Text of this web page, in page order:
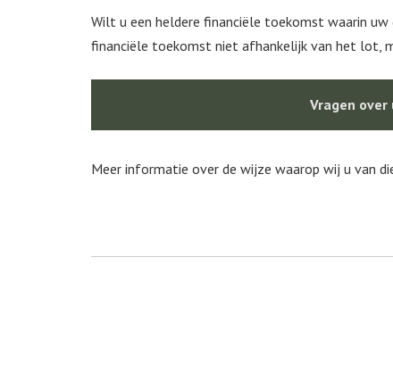
Wilt u een heldere financiële toekomst waarin
financiële toekomst niet afhankelijk van het lot,
Vragen
Meer informatie over de wijze waarop wij u van